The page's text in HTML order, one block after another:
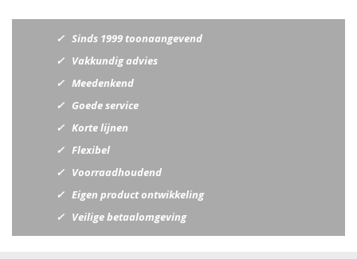
Sinds 1999 toonaangevend
Vakkundig advies
Meedenkend
Goede service
Korte lijnen
Flexibel
Voorraadhoudend
Eigen product ontwikkeling
Veilige betaalomgeving